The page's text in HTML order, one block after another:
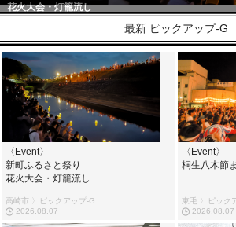
花火大会・灯籠流し
最新 ピックアップ-G
〈Event〉
新町ふるさと祭り
花火大会・灯籠流し
高崎市 〉ピックアップ-G
2026.08.07
〈Event〉
桐生八木節
東毛 〉ピック
2026.08.07